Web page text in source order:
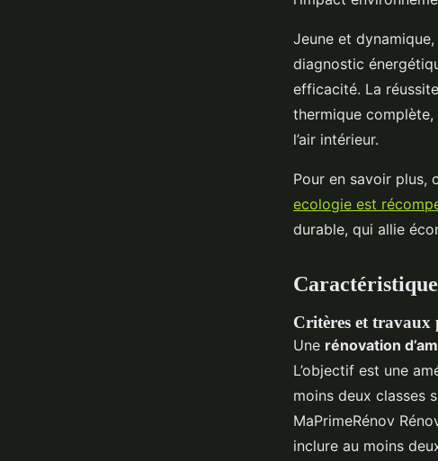
Jeune et
diagnostic
efficacité. La
thermique complète,
l’air intérieur.
Pour en savoir plus,
ecologie est
durable, qui allie
Critères et
Une rénovation
L’objectif est une
moins deux classes
MaPrimeRénov
inclure au moins